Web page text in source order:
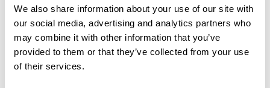
We also share information about your use of our site with
our social media, advertising and analytics partners who
may combine it with other information that you’ve
provided to them or that they’ve collected from your use
of their services.
Liian lyhyellä aikavälillä tarkasteltuna
kansainvälistyminen voi näyttää hitaalta.
Pitkäjänteisesti tarkasteltuna se voi kuitenkin avata
huomattavia kasvumahdollisuuksia.